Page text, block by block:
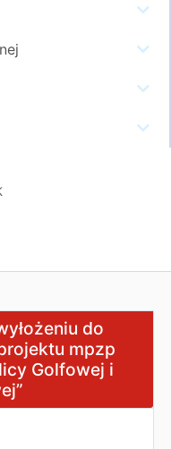
publicznego wglądu
do
mpzp
Golfowej i